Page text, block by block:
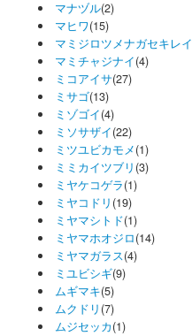
マナヅル(2)
マヒワ(15)
マミジロツメナガセキレイ
マミチャジナイ(4)
ミコアイサ(27)
ミサゴ(13)
ミゾゴイ(4)
ミソサザイ(22)
ミツユビカモメ(1)
ミミカイツブリ (3)
ミヤケコゲラ(1)
ミヤコドリ (19)
ミヤマシトド(1)
ミヤマホオジロ(14)
ミヤマガラス(4)
ミユビシギ(9)
ムギマキ(5)
ムクドリ (7)
ムジセッカ(1)